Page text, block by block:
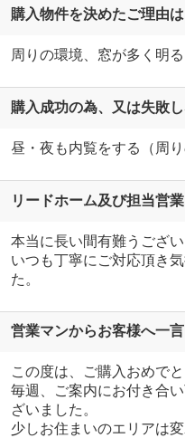
購入物件を決めたご理由は
周りの環境、窓が多く明
購入成功の為、又は失敗
昼・夜も内覧をする（周り
リードホーム及び担当営
本当に長い間有難うござい
いつも丁寧にご対応頂き
た。
営業マンからお客様へ一言
この度は、ご購入おめでと
毎週、ご案内にお付き合
ざいました。
少しお住まいのエリアは